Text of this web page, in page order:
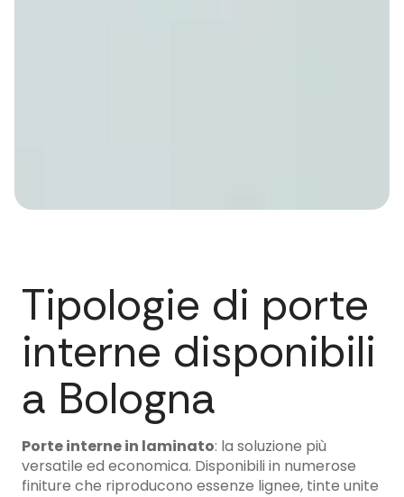
Tipologie di porte
interne disponibili
a Bologna
Porte interne in laminato: la soluzione più
versatile ed economica. Disponibili in numerose
finiture che riproducono essenze lignee, tinte unite